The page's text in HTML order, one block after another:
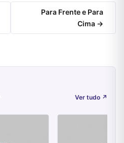
Para Frente e Para
Cima →
Ver tudo ↗